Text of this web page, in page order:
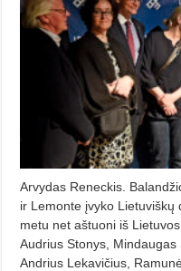
Arvydas Reneckis.
ir Lemonte įvyko Lietuviškų
metu net aštuoni iš
Audrius Stonys, Mindaugas
Andrius Lekavičius,